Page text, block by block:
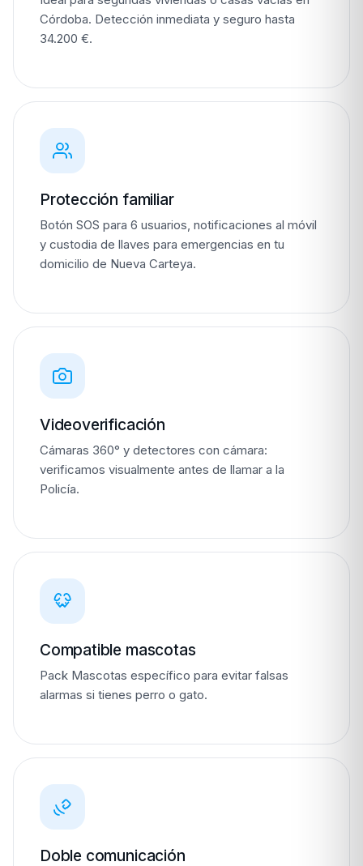
Córdoba. Detección inmediata y seguro hasta
34.200 €.
Protección familiar
Botón SOS para 6 usuarios, notificaciones al móvil
y custodia de llaves para emergencias en tu
domicilio de Nueva Carteya.
Videoverificación
Cámaras 360° y detectores con cámara:
verificamos visualmente antes de llamar a la
Policía.
Compatible mascotas
Pack Mascotas específico para evitar falsas
alarmas si tienes perro o gato.
Doble comunicación